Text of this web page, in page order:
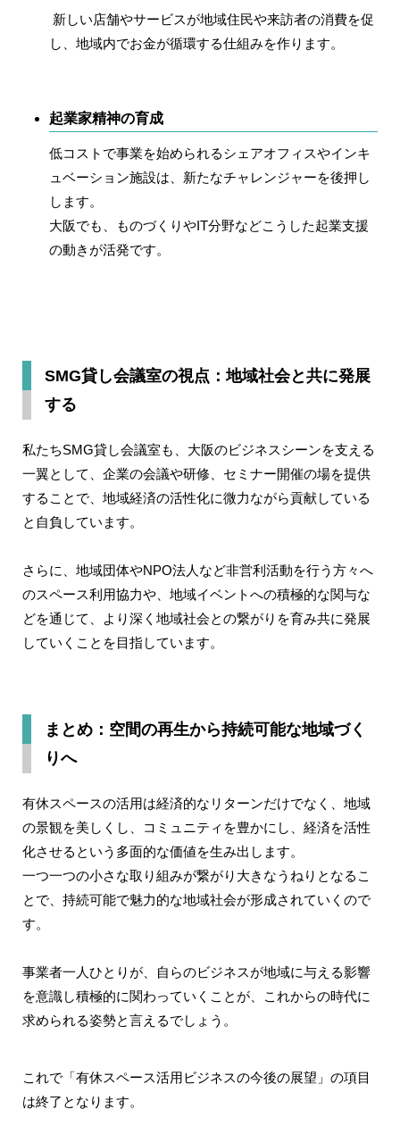
新しい店舗やサービスが地域住民や来訪者の消費を促
し、地域内でお金が循環する仕組みを作ります。
起業家精神の育成
低コストで事業を始められるシェアオフィスやインキ
ュベーション施設は、新たなチャレンジャーを後押し
します。
大阪でも、ものづくりやIT分野などこうした起業支援
の動きが活発です。
SMG貸し会議室の視点：地域社会と共に発展
する
私たちSMG貸し会議室も、大阪のビジネスシーンを支える
一翼として、企業の会議や研修、セミナー開催の場を提供
することで、地域経済の活性化に微力ながら貢献している
と自負しています。
さらに、地域団体やNPO法人など非営利活動を行う方々へ
のスペース利用協力や、地域イベントへの積極的な関与な
どを通じて、より深く地域社会との繋がりを育み共に発展
していくことを目指しています。
まとめ：空間の再生から持続可能な地域づく
りへ
有休スペースの活用は経済的なリターンだけでなく、地域
の景観を美しくし、コミュニティを豊かにし、経済を活性
化させるという多面的な価値を生み出します。
一つ一つの小さな取り組みが繋がり大きなうねりとなるこ
とで、持続可能で魅力的な地域社会が形成されていくので
す。
事業者一人ひとりが、自らのビジネスが地域に与える影響
を意識し積極的に関わっていくことが、これからの時代に
求められる姿勢と言えるでしょう。
これで「有休スペース活用ビジネスの今後の展望」の項目
は終了となります。